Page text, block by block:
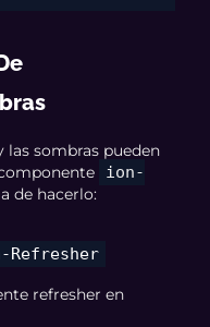
las sombras pueden
ion-
de hacerlo:
Refresher
refresher en